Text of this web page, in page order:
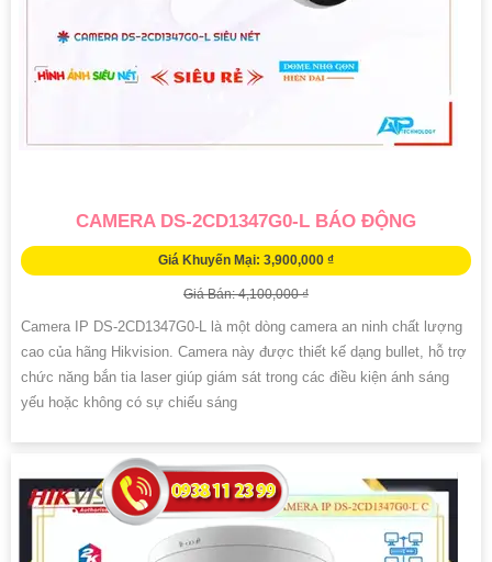
CAMERA DS-2CD1347G0-L BÁO ĐỘNG
Giá Khuyến Mại: 3,900,000 ₫
Giá Bán: 4,100,000 ₫
Camera IP DS-2CD1347G0-L là một dòng camera an ninh chất lượng
cao của hãng Hikvision. Camera này được thiết kế dạng bullet, hỗ trợ
chức năng bắn tia laser giúp giám sát trong các điều kiện ánh sáng
yếu hoặc không có sự chiếu sáng